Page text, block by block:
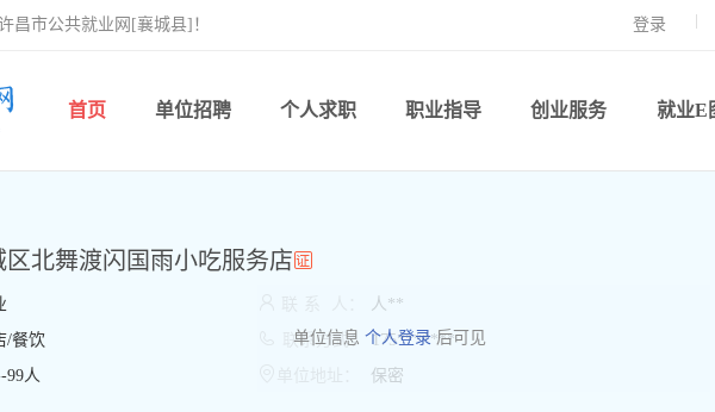
昌市公共就业网[襄城县]！ 登录
首页 单位招聘 个人求职 职业指导 创业服务 就业E
区北舞渡闪国雨小吃服务店
/餐饮
99人
单位信息 个人登录后可见
人**
联系方式： 175*******
保密